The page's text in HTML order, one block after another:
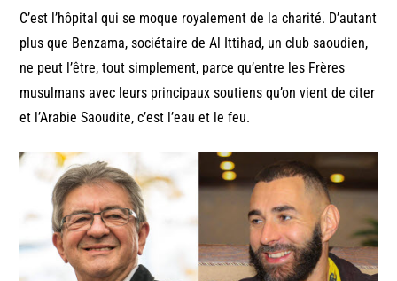
C’est l’hôpital qui se moque royalement de la charité. D’autant
plus que Benzama, sociétaire de Al Ittihad, un club saoudien,
ne peut l’être, tout simplement, parce qu’entre les Frères
musulmans avec leurs principaux soutiens qu’on vient de citer
et l’Arabie Saoudite, c’est l’eau et le feu.